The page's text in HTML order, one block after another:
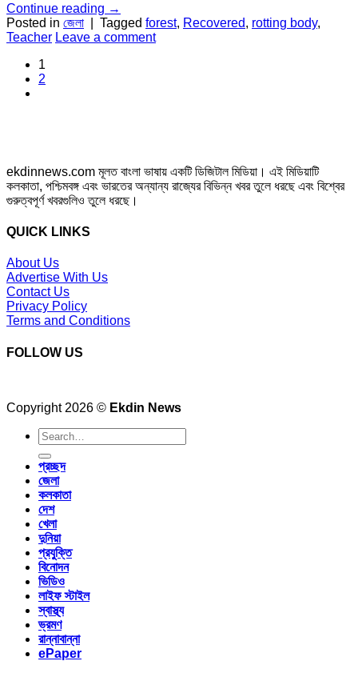
Continue reading →
Posted in জেলা Tagged forest, Recovered, rotting body,
Teacher Leave a comment
1
2
ekdinnews.com মূলত বাংলা ভাষায় একটি ডিজিটাল মিডিয়া। এই মিডিয়াটি
কলকাতা, পশ্চিমবঙ্গ এবং ভারতের অন্যান্য রাজ্যের বিভিন্ন খবর তুলে ধরছে এবং বিশ্বের
গুরুত্বপূর্ণ খবরগুলিও তুলে ধরছে।
QUICK LINKS
About Us
Advertise With Us
Contact Us
Privacy Policy
Terms and Conditions
FOLLOW US
Copyright 2026 © Ekdin News
প্রচ্ছদ
জেলা
কলকাতা
দেশ
খেলা
দুনিয়া
প্রযুক্তি
বিনোদন
ভিডিও
লাইফ স্টাইল
স্বাস্থ্য
ভ্রমণ
রান্নাবান্না
ePaper